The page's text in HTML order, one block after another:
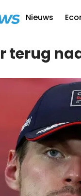
Nieuws
terug